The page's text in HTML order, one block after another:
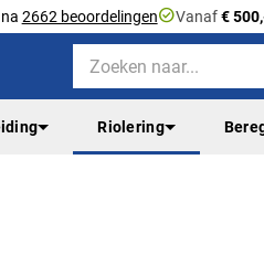
2662 beoordelingencheck_circleVanaf€
Riolering